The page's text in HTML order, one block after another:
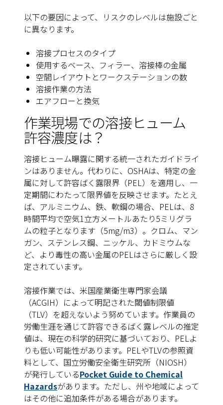
以下の要因によって、リスクのレベルは施設ごと
に異なります。
溶接プロセスのタイプ
使用するベース、フィラー、溶接棒の金属
空間レイアウトとワークステーションの数
溶接作業の方法
エアフローと換気
作業現場での溶接ヒューム
許容濃度は？
溶接ヒューム曝露に関する統一されたガイドライ
ンはありません。代わりに、OSHAは、特定の金
属に対して許容ばく露限界（PEL）を適用し、一
定期間にわたって限界値を反映させます。たとえ
ば、アルミニウム、鉄、軟鋼の場合、PELは、8
時間平均で空気1立方メートルあたり5ミリグラ
ムの粒子となります（5mg/m3）。クロム、マン
ガン、ステンレス鋼、ニッケル、カドミウムな
ど、より毒性の高い金属のPELはさらに厳しく設
定されています。
溶接作業では、米国産業衛生専門家会議
（ACGIH）によって明記された閾値制限値
（TLV）を超えないよう努めています。作業員の
労働生涯を通じて許容できるばく露レベルの推定
値は、現在の科学的研究に基づいており、PELよ
りも低い可能性があります。PELやTLVの参照資
料として、国立労働安全衛生研究所（NIOSH）
が発行しているPocket Guide to Chemical
Hazardsがあります。ただし、州や地域によって
はその他に追加条件がある場合があります。